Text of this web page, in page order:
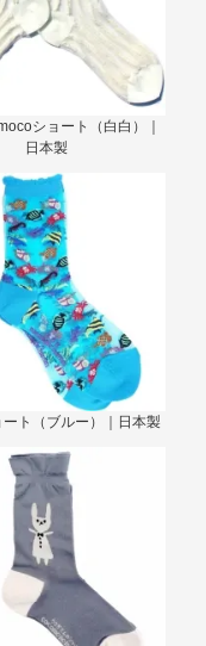
ショート（白白）｜
日本製
ト（ブルー）｜日本製